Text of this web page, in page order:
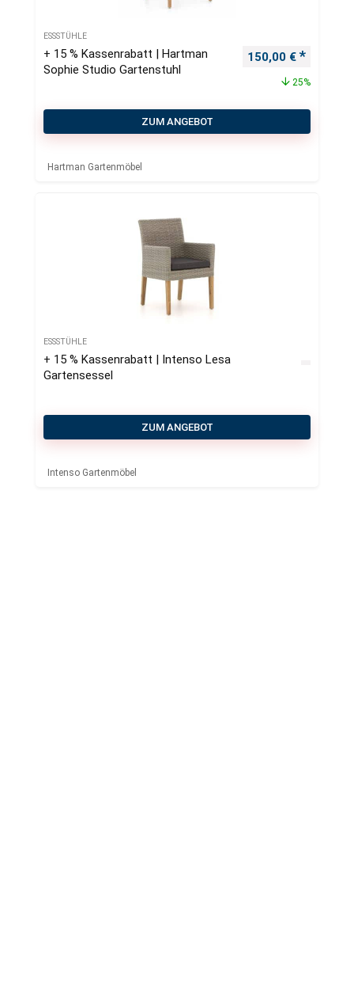
ESSSTÜHLE
+ 15 % Kassenrabatt | Hartman
Sophie Studio Gartenstuhl
Ursprünglicher
150,00 €
25%
ZUM ANGEBOT
Hartman Gartenmöbel
ESSSTÜHLE
+ 15 % Kassenrabatt | Intenso Lesa
Gartensessel
ZUM ANGEBOT
Intenso Gartenmöbel